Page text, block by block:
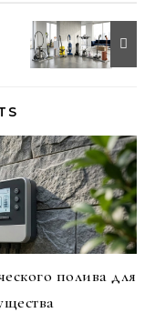
полива для